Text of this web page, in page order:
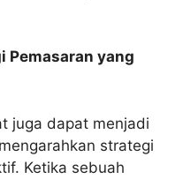
Pemasaran yang
juga dapat menjadi
strategi
Ketika sebuah